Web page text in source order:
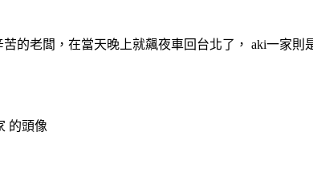
的老闆，在當天晚上就飆夜車回台北了， aki一家